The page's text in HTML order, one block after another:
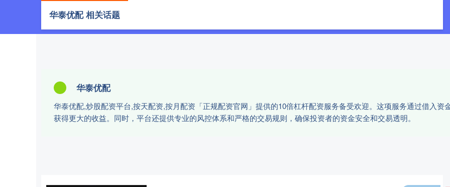
华泰优配
华泰优配,炒股配资平台,按天配资,按月配资「正规配资官网」提供的10倍杠杆配资服务备受欢迎。这项服务通过借入
获得更大的收益。同时，平台还提供专业的风控体系和严格的交易规则，确保投资者的资金安全和交易透明。
华泰优配 相关话题